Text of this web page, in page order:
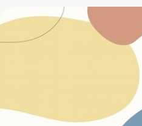
得晚上睡眠斷斷續續。在喝過大
定，包括呼吸中樞的活動而使得
重，並且會增加打呼的現象。
裡含有咖啡因，不僅咖啡含有咖
咖啡因。過去一直誤以為咖啡因
存，而讓人不想睡覺。但根據最
(adenosine)的拮抗物，而腺苷酸
提神的作用乃是咖啡因抑制了腺
慮進行假牙製作，其優點是較為
需修整外形。翁醫師表示，基
好，皆可進行牙齒美白，但孕婦
者、小孩及蛀牙太深的人並不適
異，常見的有短暫牙齒敏感或牙
循醫師指導，使用抗敏感牙膏或
有不少美白牙膏，通常含有特殊配
動，除了要記得適時補充水份外
脫水及嚴重曬傷。李世光醫師指
光6～12小時後，起初因血管擴張
起皮膚深層化學反應，釋放大量
發生在曝曬24小時後。若傷害深
就會出現，甚至還會有滲出液。
感性不同而有所差異，皮膚顏色
狼瘡、紫斑症的病人，會對光較